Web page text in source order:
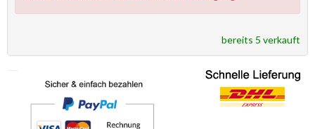
bereits 5 verkauft